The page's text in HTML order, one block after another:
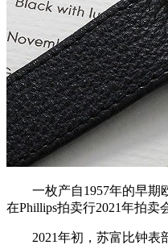
一枚产自1957年的早期
在Phillips拍卖行2021年拍卖
2021年初，苏富比钟表